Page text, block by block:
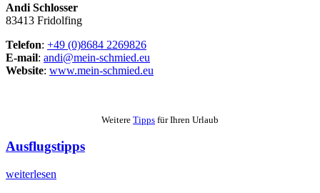
Andi Schlosser
83413 Fridolfing
Telefon: +49 (0)8684 2269826
E-mail: andi@mein-schmied.eu
Website: www.mein-schmied.eu
Weitere Tipps für Ihren Urlaub
Ausflugstipps
weiterlesen